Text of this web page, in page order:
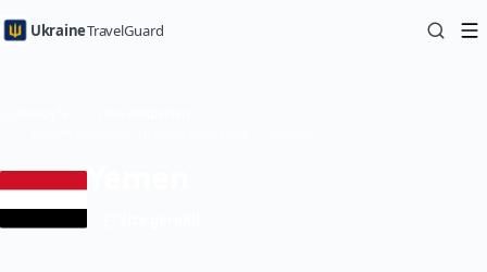
UkraineTravelGuard